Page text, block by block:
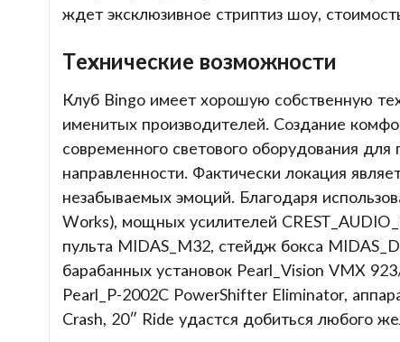
ждет эксклюзивное стриптиз шоу,
Технические возможности
Клуб Bingo имеет хорошую собственную
именитых производителей. Создание
современного светового оборудования
направленности. Фактически локация
незабываемых эмоций. Благодаря
Works), мощных усилителей
пульта MIDAS_M32, стейдж бокса
барабанных установок Pearl_Vision VMX
Pearl_P-2002C PowerShifter Eliminator,
Crash, 20″ Ride удастся добиться любого